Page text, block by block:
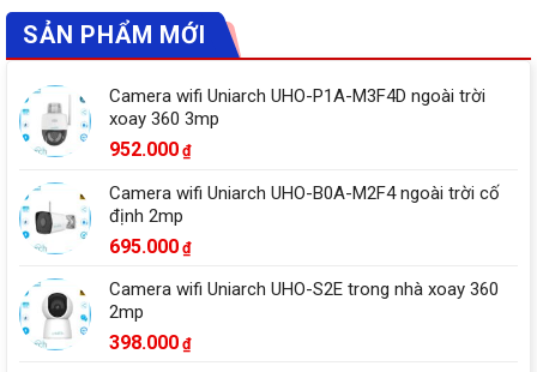
SẢN PHẨM MỚI
Camera wifi Uniarch UHO-P1A-M3F4D ngoài trời
xoay 360 3mp
952.000 ₫
Camera wifi Uniarch UHO-B0A-M2F4 ngoài trời cố
định 2mp
695.000 ₫
Camera wifi Uniarch UHO-S2E trong nhà xoay 360
2mp
398.000 ₫